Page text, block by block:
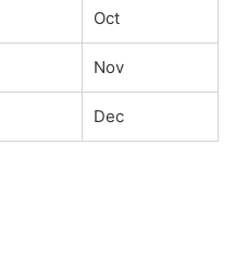
Oct
Nov
Dec